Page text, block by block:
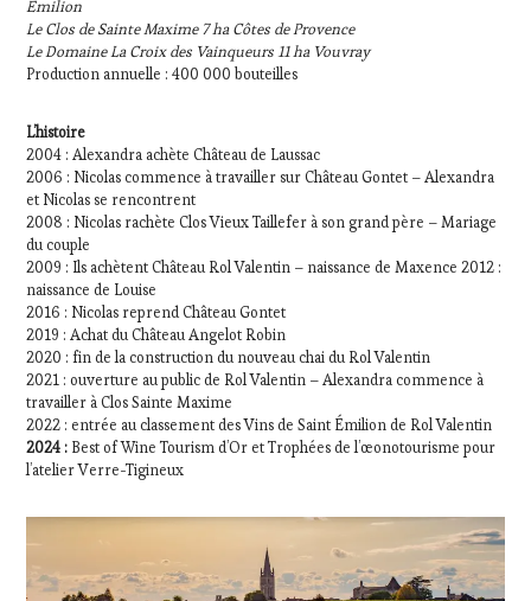
Emilion
Le Clos de Sainte Maxime 7 ha Côtes de Provence
Le Domaine La Croix des Vainqueurs 11 ha Vouvray
Production annuelle : 400 000 bouteilles
L’histoire
2004 : Alexandra achète Château de Laussac
2006 : Nicolas commence à travailler sur Château Gontet – Alexandra
et Nicolas se rencontrent
2008 : Nicolas rachète Clos Vieux Taillefer à son grand père – Mariage
du couple
2009 : Ils achètent Château Rol Valentin – naissance de Maxence 2012 :
naissance de Louise
2016 : Nicolas reprend Château Gontet
2019 : Achat du Château Angelot Robin
2020 : fin de la construction du nouveau chai du Rol Valentin
2021 : ouverture au public de Rol Valentin – Alexandra commence à
travailler à Clos Sainte Maxime
2022 : entrée au classement des Vins de Saint Émilion de Rol Valentin
2024 : Best of Wine Tourism d’Or et Trophées de l’œonotourisme pour
l’atelier Verre-Tigineux